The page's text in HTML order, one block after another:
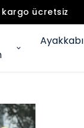
kargo ücretsiz
Ayakkabı